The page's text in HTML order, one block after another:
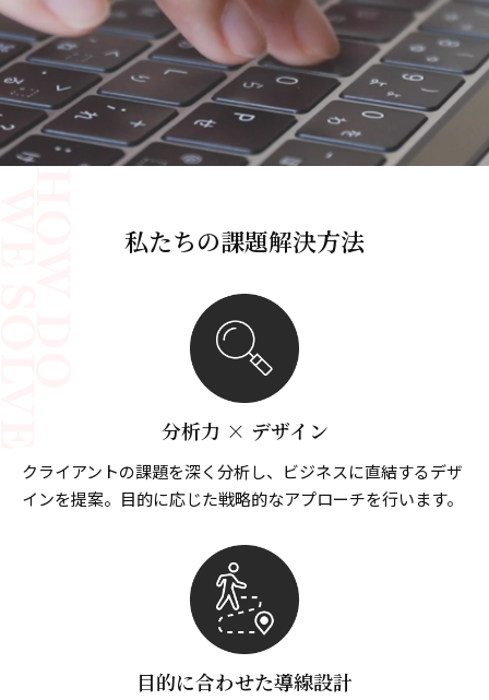
私たちの課題解決方法
分析力 × デザイン
クライアントの課題を深く分析し、ビジネスに直結するデザ
インを提案。目的に応じた戦略的なアプローチを行います。
目的に合わせた導線設計